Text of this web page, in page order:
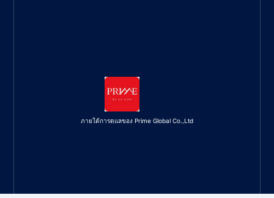
ภายใต้การดูแลของ Prime Global Co.,Ltd